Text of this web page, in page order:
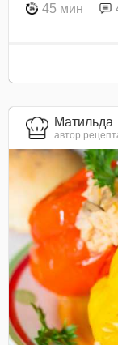
45 мин
Матильда
автор